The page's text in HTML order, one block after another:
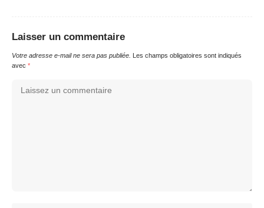
Laisser un commentaire
Votre adresse e-mail ne sera pas publiée. Les champs obligatoires sont indiqués
avec *